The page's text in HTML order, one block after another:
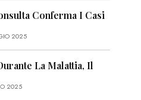
Conferma I Casi
2025
La Malattia, Il
2025